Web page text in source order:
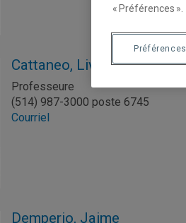
Cattaneo, Livia
Professeure
(514) 987-3000 poste 6745
Courriel
Demperio, Jaime
« Préférences ».
Préférences